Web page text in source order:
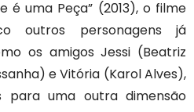
é uma Peça” (2013), o filme
outros personagens já
os amigos Jessi (Beatriz
e Vitória (Karol Alves),
para uma outra dimensão